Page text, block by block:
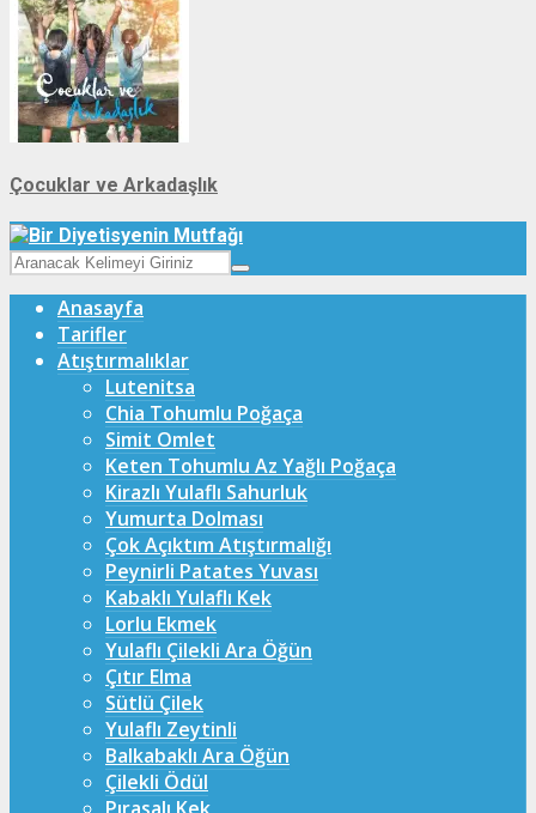
Çocuklar ve Arkadaşlık
Anasayfa
Tarifler
Atıştırmalıklar
Lutenitsa
Chia Tohumlu Poğaça
Simit Omlet
Keten Tohumlu Az Yağlı Poğaça
Kirazlı Yulaflı Sahurluk
Yumurta Dolması
Çok Açıktım Atıştırmalığı
Peynirli Patates Yuvası
Kabaklı Yulaflı Kek
Lorlu Ekmek
Yulaflı Çilekli Ara Öğün
Çıtır Elma
Sütlü Çilek
Yulaflı Zeytinli
Balkabaklı Ara Öğün
Çilekli Ödül